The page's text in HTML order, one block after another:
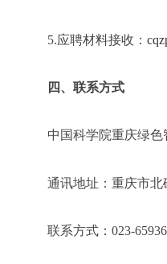
5.应聘材料接收：
四、联系方式
中国科学院重庆绿
通讯地址：重庆市
联系方式： 023-